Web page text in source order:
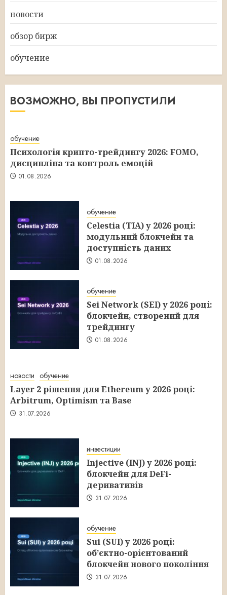
новости
обзор бирж
обучение
ВОЗМОЖНО, ВЫ ПРОПУСТИЛИ
обучение
Психологія крипто-трейдингу 2026: FOMO,
дисципліна та контроль емоцій
01.08.2026
обучение
Celestia (TIA) у 2026 році:
модульний блокчейн та
доступність даних
01.08.2026
обучение
Sei Network (SEI) у 2026 році:
блокчейн, створений для
трейдингу
01.08.2026
новости обучение
Layer 2 рішення для Ethereum у 2026 році:
Arbitrum, Optimism та Base
31.07.2026
инвестиции
Injective (INJ) у 2026 році:
блокчейн для DeFi-
деривативів
31.07.2026
обучение
Sui (SUI) у 2026 році:
об’єктно-орієнтований
блокчейн нового покоління
31.07.2026